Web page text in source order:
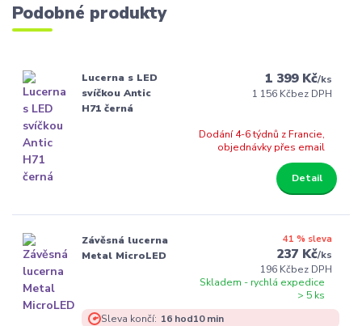
Podobné produkty
Lucerna s LED
svíčkou Antic
H71 černá
1 399 Kč/ks
1 156 Kčbez DPH
Dodání 4-6 týdnů z Francie,
objednávky přes email
Detail
Závěsná lucerna
Metal MicroLED
41 % sleva
237 Kč/ks
196 Kčbez DPH
Skladem - rychlá expedice
> 5 ks
Sleva končí: 16hod10min